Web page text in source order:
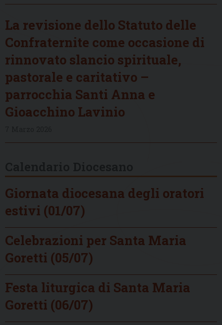
La revisione dello Statuto delle
Confraternite come occasione di
rinnovato slancio spirituale,
pastorale e caritativo –
parrocchia Santi Anna e
Gioacchino Lavinio
Giornata diocesana degli oratori
estivi (01/07)
Celebrazioni per Santa Maria
Goretti (05/07)
Festa liturgica di Santa Maria
Goretti (06/07)